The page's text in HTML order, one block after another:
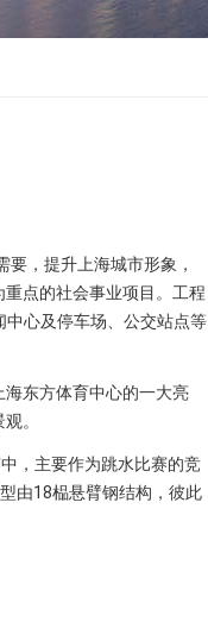
，提升上海城市形象，
点的社会事业项目。工程
心及停车场、公交站点等
东方体育中心的一大亮
。
，主要作为跳水比赛的竞
由18榀悬臂钢结构，彼此